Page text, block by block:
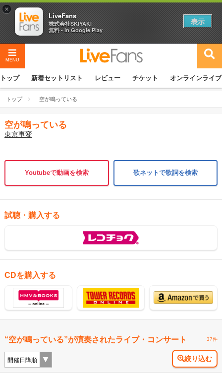
MENU
トップ 新着セットリスト レビュー チケット オンラインライブ
トップ 空が鳴っている
空が鳴っている
東京事変
Youtubeで動画を検索 歌ネットで歌詞を検索
試聴・購入する
CDを購入する
“空が鳴っている”が演奏されたライブ・コンサート 37件
絞り込む
×
LiveFans
株式会社SKIYAKI
無料 - In Google Play
表示